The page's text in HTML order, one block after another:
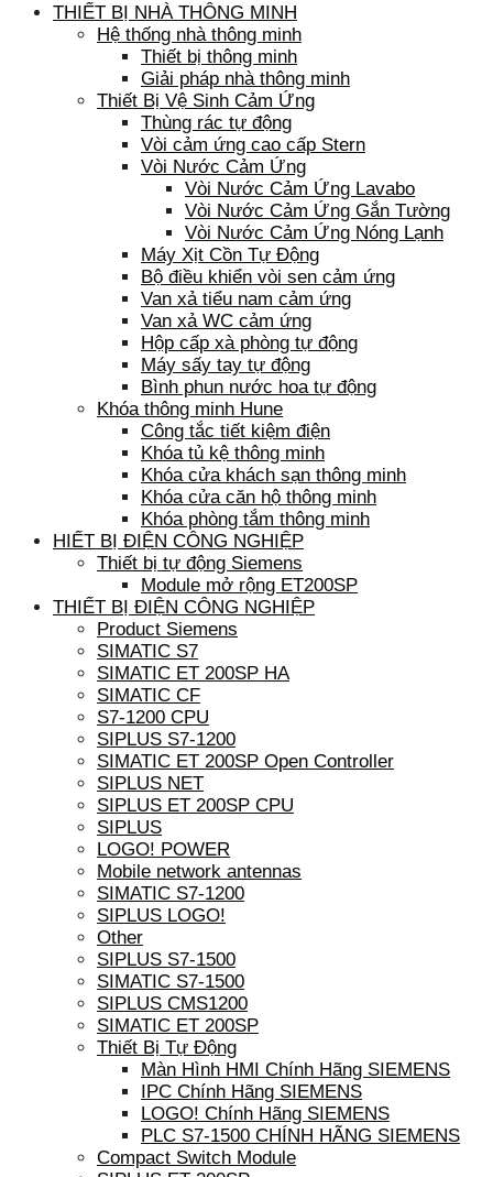
THIẾT BỊ NHÀ THÔNG MINH
Hệ thống nhà thông minh
Thiết bị thông minh
Giải pháp nhà thông minh
Thiết Bị Vệ Sinh Cảm Ứng
Thùng rác tự động
Vòi cảm ứng cao cấp Stern
Vòi Nước Cảm Ứng
Vòi Nước Cảm Ứng Lavabo
Vòi Nước Cảm Ứng Gắn Tường
Vòi Nước Cảm Ứng Nóng Lạnh
Máy Xịt Cồn Tự Động
Bộ điều khiển vòi sen cảm ứng
Van xả tiểu nam cảm ứng
Van xả WC cảm ứng
Hộp cấp xà phòng tự động
Máy sấy tay tự động
Bình phun nước hoa tự động
Khóa thông minh Hune
Công tắc tiết kiệm điện
Khóa tủ kệ thông minh
Khóa cửa khách sạn thông minh
Khóa cửa căn hộ thông minh
Khóa phòng tắm thông minh
HIẾT BỊ ĐIỆN CÔNG NGHIỆP
Thiết bị tự động Siemens
Module mở rộng ET200SP
THIẾT BỊ ĐIỆN CÔNG NGHIỆP
Product Siemens
SIMATIC S7
SIMATIC ET 200SP HA
SIMATIC CF
S7-1200 CPU
SIPLUS S7-1200
SIMATIC ET 200SP Open Controller
SIPLUS NET
SIPLUS ET 200SP CPU
SIPLUS
LOGO! POWER
Mobile network antennas
SIMATIC S7-1200
SIPLUS LOGO!
Other
SIPLUS S7-1500
SIMATIC S7-1500
SIPLUS CMS1200
SIMATIC ET 200SP
Thiết Bị Tự Động
Màn Hình HMI Chính Hãng SIEMENS
IPC Chính Hãng SIEMENS
LOGO! Chính Hãng SIEMENS
PLC S7-1500 CHÍNH HÃNG SIEMENS
Compact Switch Module